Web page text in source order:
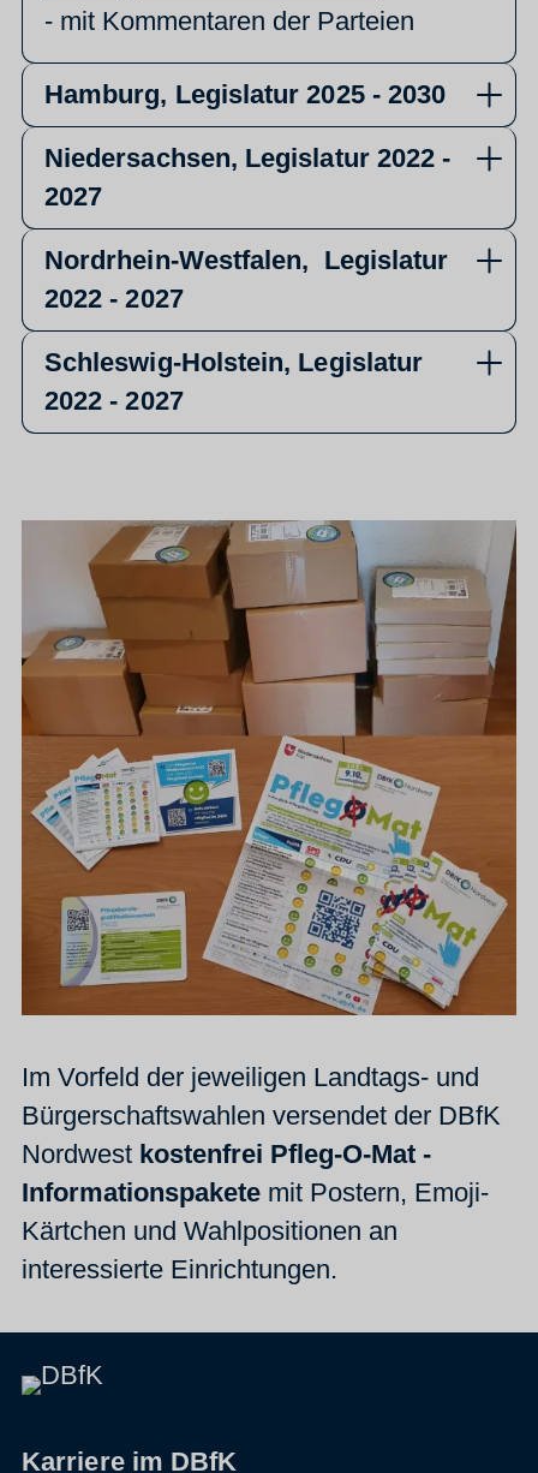
- mit Kommentaren der Parteien
Hamburg, Legislatur 2025 - 2030
Niedersachsen, Legislatur 2022 -
2027
Nordrhein-Westfalen, Legislatur
2022 - 2027
Schleswig-Holstein, Legislatur
2022 - 2027
Im Vorfeld der jeweiligen Landtags- und
Bürgerschaftswahlen versendet der DBfK
Nordwest kostenfrei Pfleg-O-Mat -
Informationspakete mit Postern, Emoji-
Kärtchen und Wahlpositionen an
interessierte Einrichtungen.
Karriere im DBfK